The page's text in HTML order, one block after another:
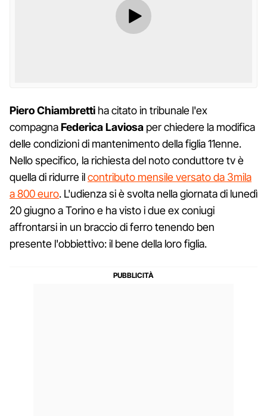
Piero Chiambretti ha citato in tribunale l'ex
compagnaFederica Laviosa per chiedere la modifica
delle condizioni di mantenimento della figlia 11enne.
Nello specifico, la richiesta del noto conduttore tv è
quella di ridurre ilcontributo mensile versato da 3mila
a 800 euro. L'udienza si è svolta nella giornata di lunedì
20 giugno a Torino e ha visto i due ex coniugi
affrontarsi in un braccio di ferro tenendo ben
presente l'obbiettivo: il bene della loro figlia.